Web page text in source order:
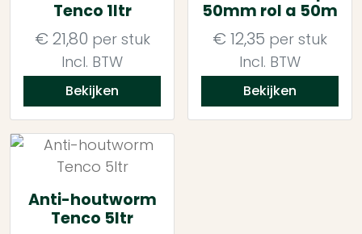
Tenco 1ltr
€ 21,80 per stuk
Incl. BTW
Bekijken
50mm rol a 50m
€ 12,35 per stuk
Incl. BTW
Bekijken
Anti-houtworm
Tenco 5ltr